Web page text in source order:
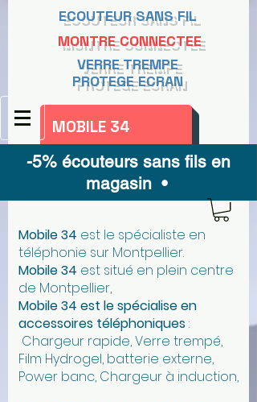
ECOUTEUR SANS FIL
MONTRE CONNECTEE
VERRE TREMPE
PROTEGE ECRAN
MOBILE 34
-5% écouteurs sans fils en
magasin •
Mobile 34 est le spécialiste en
téléphonie sur Montpellier.
Mobile 34 est situé en plein centre
de Montpellier,
Mobile 34 est le spécialise en
accessoires téléphoniques:
Chargeur rapide, Verre trempé,
Film Hydrogel, batterie externe,
Power banc, Chargeur à induction,